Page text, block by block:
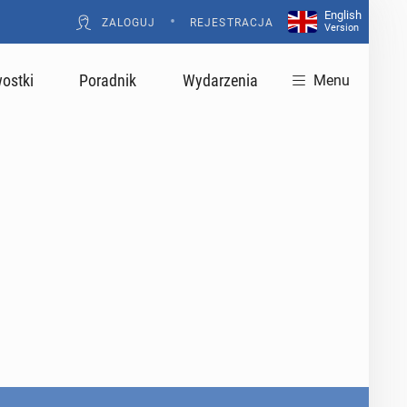
ZALOGUJ • REJESTRACJA
English
Version
Poradnik Wydarzenia Menu